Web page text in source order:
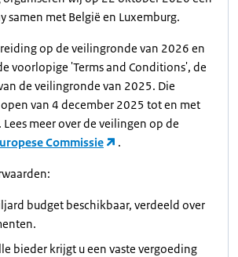
samen met België en Luxemburg.
op de veilingronde van 2026 en
voorlopige 'Terms and Conditions', de
de veilingronde van 2025. Die
van 4 december 2025 tot en met
meer over de veilingen op de
Commissie
.
budget beschikbaar, verdeeld over
bieder krijgt u een vaste vergoeding